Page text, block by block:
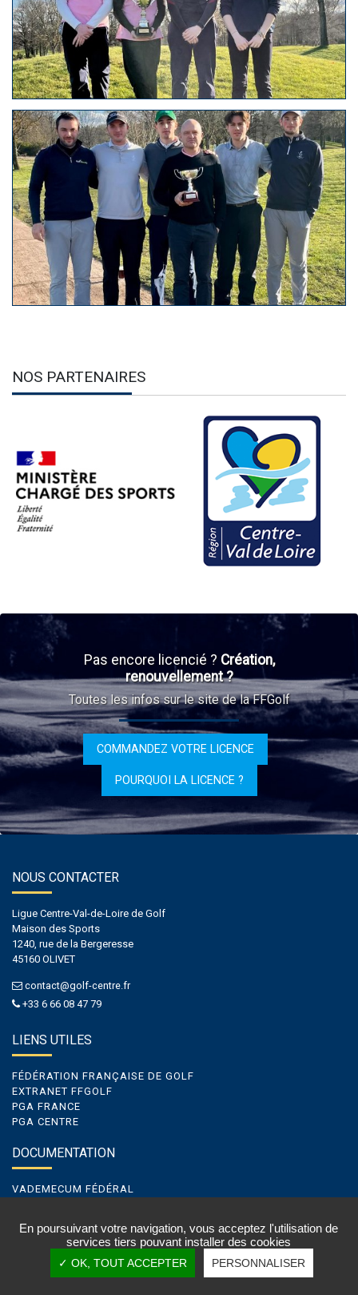
NOS PARTENAIRES
Pas encore licencié ? Création,
renouvellement ?
Toutes les infos sur le site de la FFGolf
COMMANDEZ VOTRE LICENCE
POURQUOI LA LICENCE ?
NOUS CONTACTER
Ligue Centre-Val-de-Loire de Golf
Maison des Sports
1240, rue de la Bergeresse
45160 OLIVET
contact@golf-centre.fr
+33 6 66 08 47 79
LIENS UTILES
FÉDÉRATION FRANÇAISE DE GOLF
EXTRANET FFGOLF
PGA FRANCE
PGA CENTRE
DOCUMENTATION
VADEMECUM FÉDÉRAL
Mentions légales & Crédits | Conception et réalisation par
©2021
En poursuivant votre navigation, vous acceptez l'utilisation de
services tiers pouvant installer des cookies
✓ OK, TOUT ACCEPTER PERSONNALISER